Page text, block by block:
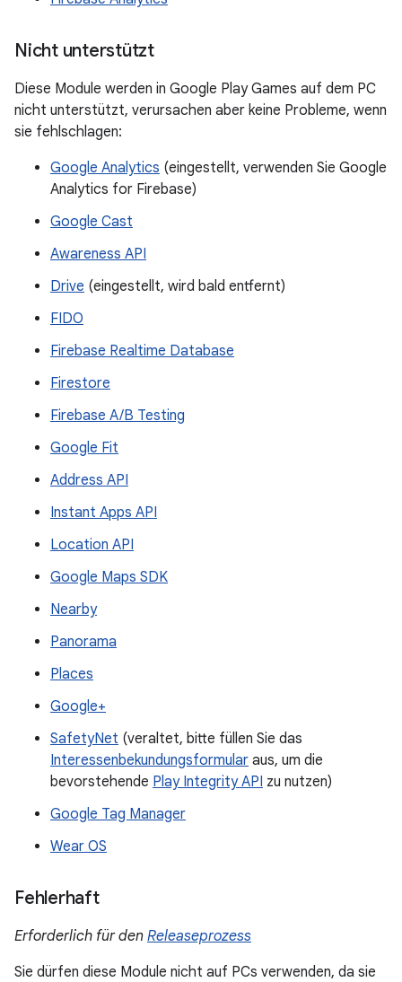
Nicht unterstützt
Diese Module werden in Google Play Games auf dem PC
nicht unterstützt, verursachen aber keine Probleme, wenn
sie fehlschlagen:
Google Analytics (eingestellt, verwenden Sie Google
Analytics for Firebase)
Google Cast
Awareness API
Drive (eingestellt, wird bald entfernt)
FIDO
Firebase Realtime Database
Firestore
Firebase A/B Testing
Google Fit
Address API
Instant Apps API
Location API
Google Maps SDK
Nearby
Panorama
Places
Google+
SafetyNet (veraltet, bitte füllen Sie das
Interessenbekundungsformular aus, um die
bevorstehende Play Integrity API zu nutzen)
Google Tag Manager
Wear OS
Fehlerhaft
Erforderlich für den Releaseprozess
Sie dürfen diese Module nicht auf PCs verwenden, da sie